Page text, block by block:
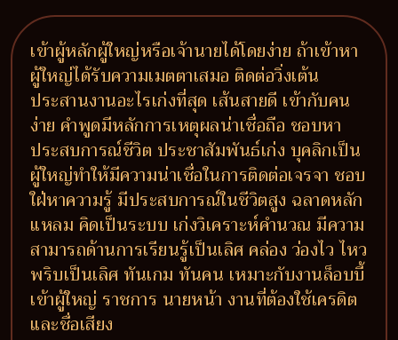
เข้าผู้หลักผู้ใหญ่หรือเจ้านายได้โดยง่าย ถ้าเข้าหา
ผู้ใหญ่ได้รับความเมตตาเสมอ ติดต่อวิ่งเต้น
ประสานงานอะไรเก่งที่สุด เส้นสายดี เข้ากับคน
ง่าย คำพูดมีหลักการเหตุผลน่าเชื่อถือ ชอบหา
ประสบการณ์ชีวิต ประชาสัมพันธ์เก่ง บุคลิกเป็น
ผู้ใหญ่ทำให้มีความน่าเชื่อในการติดต่อเจรจา ชอบ
ใฝ่หาความรู้ มีประสบการณ์ในชีวิตสูง ฉลาดหลัก
แหลม คิดเป็นระบบ เก่งวิเคราะห์คำนวณ มีความ
สามารถด้านการเรียนรู้เป็นเลิศ คล่อง ว่องไว ไหว
พริบเป็นเลิศ ทันเกม ทันคน เหมาะกับงานล็อบบี้
เข้าผู้ใหญ่ ราชการ นายหน้า งานที่ต้องใช้เครดิต
และชื่อเสียง